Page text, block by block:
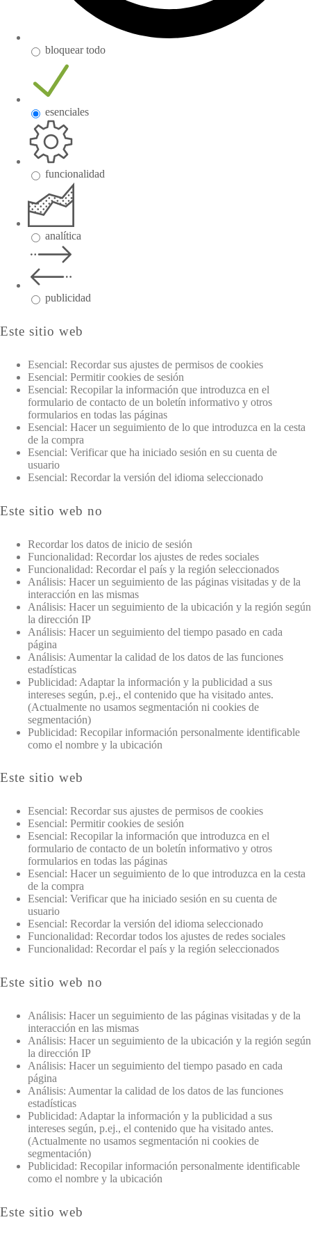
bloquear todo
esenciales
funcionalidad
analítica
publicidad
Este sitio web
Esencial: Recordar sus ajustes de permisos de cookies
Esencial: Permitir cookies de sesión
Esencial: Recopilar la información que introduzca en el
formulario de contacto de un boletín informativo y otros
formularios en todas las páginas
Esencial: Hacer un seguimiento de lo que introduzca en la cesta
de la compra
Esencial: Verificar que ha iniciado sesión en su cuenta de
usuario
Esencial: Recordar la versión del idioma seleccionado
Este sitio web no
Recordar los datos de inicio de sesión
Funcionalidad: Recordar los ajustes de redes sociales
Funcionalidad: Recordar el país y la región seleccionados
Análisis: Hacer un seguimiento de las páginas visitadas y de la
interacción en las mismas
Análisis: Hacer un seguimiento de la ubicación y la región según
la dirección IP
Análisis: Hacer un seguimiento del tiempo pasado en cada
página
Análisis: Aumentar la calidad de los datos de las funciones
estadísticas
Publicidad: Adaptar la información y la publicidad a sus
intereses según, p.ej., el contenido que ha visitado antes.
(Actualmente no usamos segmentación ni cookies de
segmentación)
Publicidad: Recopilar información personalmente identificable
como el nombre y la ubicación
Este sitio web
Esencial: Recordar sus ajustes de permisos de cookies
Esencial: Permitir cookies de sesión
Esencial: Recopilar la información que introduzca en el
formulario de contacto de un boletín informativo y otros
formularios en todas las páginas
Esencial: Hacer un seguimiento de lo que introduzca en la cesta
de la compra
Esencial: Verificar que ha iniciado sesión en su cuenta de
usuario
Esencial: Recordar la versión del idioma seleccionado
Funcionalidad: Recordar todos los ajustes de redes sociales
Funcionalidad: Recordar el país y la región seleccionados
Este sitio web no
Análisis: Hacer un seguimiento de las páginas visitadas y de la
interacción en las mismas
Análisis: Hacer un seguimiento de la ubicación y la región según
la dirección IP
Análisis: Hacer un seguimiento del tiempo pasado en cada
página
Análisis: Aumentar la calidad de los datos de las funciones
estadísticas
Publicidad: Adaptar la información y la publicidad a sus
intereses según, p.ej., el contenido que ha visitado antes.
(Actualmente no usamos segmentación ni cookies de
segmentación)
Publicidad: Recopilar información personalmente identificable
como el nombre y la ubicación
Este sitio web